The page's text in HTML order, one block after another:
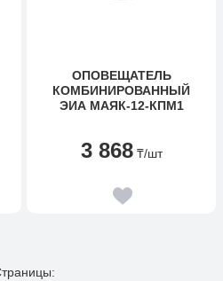
ОПОВЕЩАТЕЛЬ
КОМБИНИРОВАННЫЙ
ЭИА МАЯК-12-КПМ1
3 868 ₸/шт